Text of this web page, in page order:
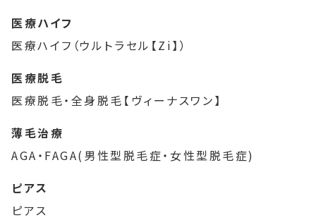
医療ハイフ
医療ハイフ（ウルトラセル【Zi】）
医療脱毛
医療脱毛・全身脱毛【ヴィーナスワン】
薄毛治療
AGA・FAGA(男性型脱毛症・女性型脱毛症)
ピアス
ピアス